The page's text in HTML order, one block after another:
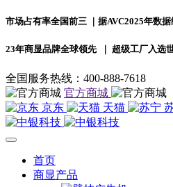
市场占有率全国前三 ｜据AVC2025年数
23年商显品牌全球领先 ｜ 超级工厂入选
全国服务热线：400-888-7618
官方商城
京东
天猫
首页
商显产品